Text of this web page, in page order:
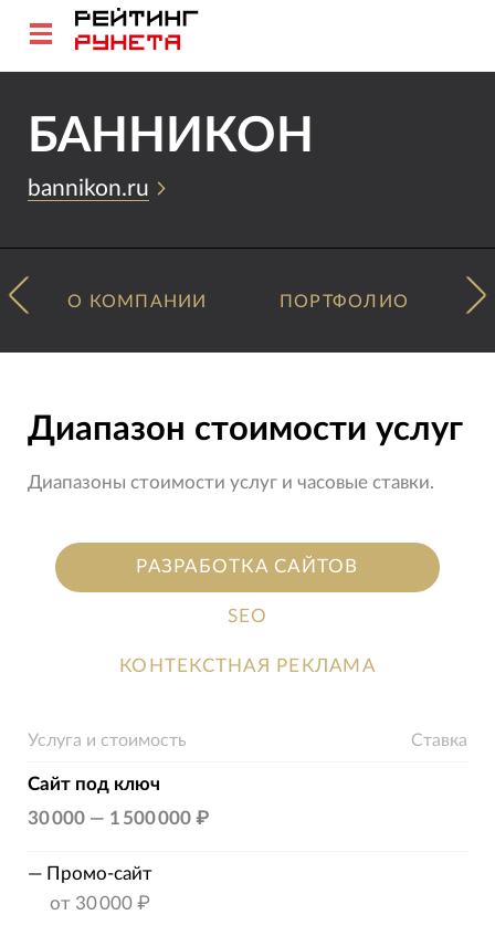
БАННИКОН
bannikon.ru
О КОМПАНИИ ПОРТФОЛИО
Диапазон стоимости услуг
Диапазоны стоимости услуг и часовые ставки.
РАЗРАБОТКА САЙТОВ
SEO
КОНТЕКСТНАЯ РЕКЛАМА
Услуга и стоимость Ставка
Сайт под ключ
30 000— 1 500 000 ₽
— Промо-сайт
от 30 000 ₽